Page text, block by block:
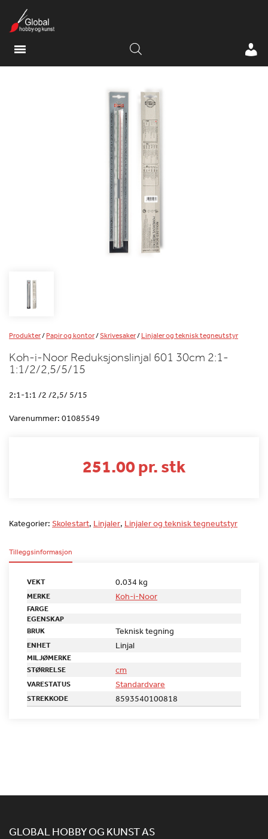
Produkter/Papir og kontor/Skrivesaker/Linjaler og teknisk tegneutstyr
Koh-i-Noor Reduksjonslinjal 601 30cm 2:1-
1:1/2/2,5/5/15
2:1-1:1 /2 /2,5/ 5/15
Varenummer: 01085549
251.00 pr. stk
Kategorier: Skolestart, Linjaler, Linjaler og teknisk tegneutstyr
Tilleggsinformasjon
VEKT 0.034 kg
MERKE Koh-i-Noor
FARGE
EGENSKAP
BRUK
Teknisk tegning
ENHET Linjal
MILJØMERKE
STØRRELSE
cm
VARESTATUS Standardvare
STREKKODE 8593540100818
GLOBAL HOBBY OG KUNST AS